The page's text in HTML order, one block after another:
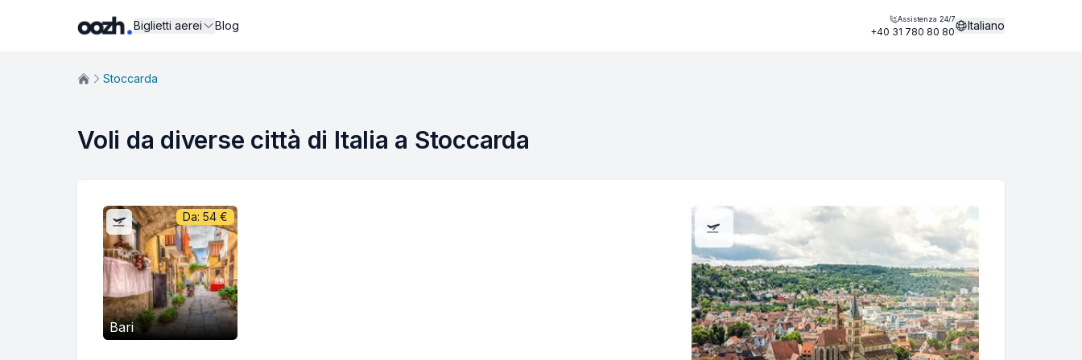
Biglietti aerei Blog Assistenza 24/7
+40 31 780 80 80 Italiano
Stoccarda
Voli da diverse città di Italia a Stoccarda
Bari
Da: 54€